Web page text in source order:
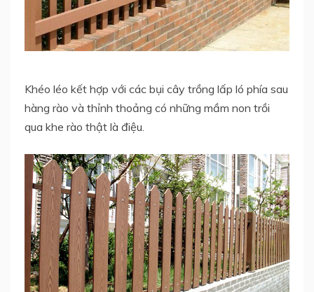
Khéo léo kết hợp với các bụi cây trồng lấp ló phía sau
hàng rào và thỉnh thoảng có những mầm non trồi
qua khe rào thật là điệu.